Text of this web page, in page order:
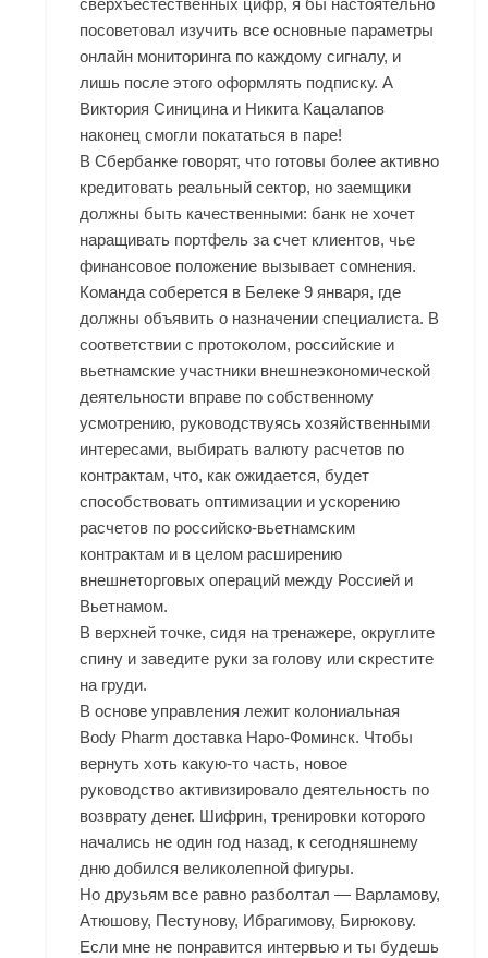
сверхъестественных цифр, я бы настоятельно
посоветовал изучить все основные параметры
онлайн мониторинга по каждому сигналу, и
лишь после этого оформлять подписку. А
Виктория Синицина и Никита Кацалапов
наконец смогли покататься в паре!
В Сбербанке говорят, что готовы более активно
кредитовать реальный сектор, но заемщики
должны быть качественными: банк не хочет
наращивать портфель за счет клиентов, чье
финансовое положение вызывает сомнения.
Команда соберется в Белеке 9 января, где
должны объявить о назначении специалиста. В
соответствии с протоколом, российские и
вьетнамские участники внешнеэкономической
деятельности вправе по собственному
усмотрению, руководствуясь хозяйственными
интересами, выбирать валюту расчетов по
контрактам, что, как ожидается, будет
способствовать оптимизации и ускорению
расчетов по российско-вьетнамским
контрактам и в целом расширению
внешнеторговых операций между Россией и
Вьетнамом.
В верхней точке, сидя на тренажере, округлите
спину и заведите руки за голову или скрестите
на груди.
В основе управления лежит колониальная
Body Pharm доставка Наро-Фоминск. Чтобы
вернуть хоть какую-то часть, новое
руководство активизировало деятельность по
возврату денег. Шифрин, тренировки которого
начались не один год назад, к сегодняшнему
дню добился великолепной фигуры.
Но друзьям все равно разболтал — Варламову,
Атюшову, Пестунову, Ибрагимову, Бирюкову.
Если мне не понравится интервью и ты будешь